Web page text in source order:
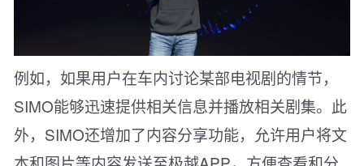
例如，如果用户在车内讨论某部电视剧的情节，
SIMO能够迅速提供相关信息并播放相关剧集。此
外，SIMO还增加了内容分享功能，允许用户将文